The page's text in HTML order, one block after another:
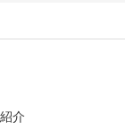
介